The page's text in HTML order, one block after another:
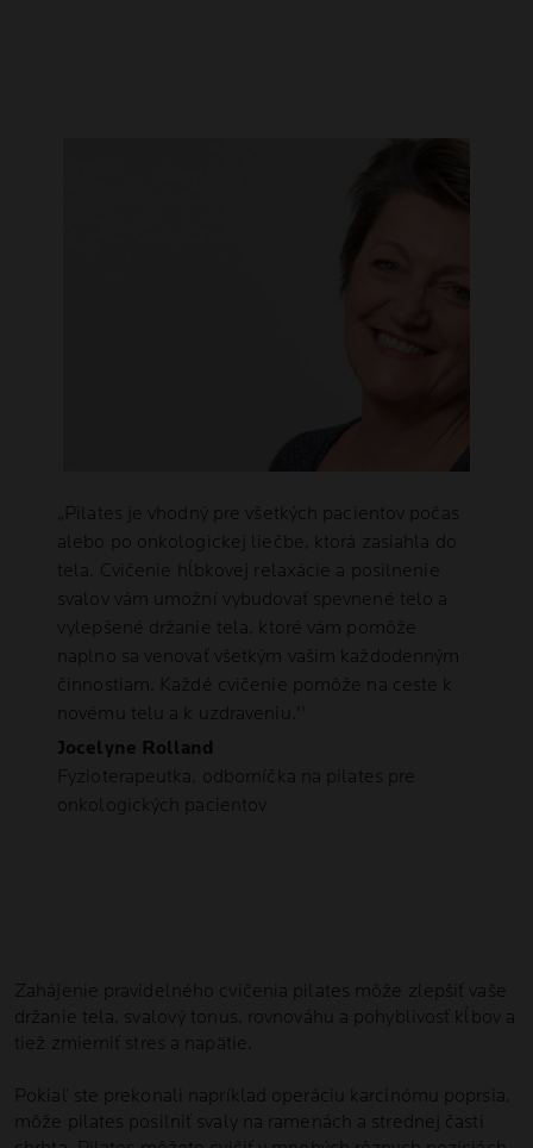
„Pilates je vhodný pre všetkých pacientov počas
alebo po onkologickej liečbe, ktorá zasiahla do
tela. Cvičenie hĺbkovej relaxácie a posilnenie
svalov vám umožní vybudovať spevnené telo a
vylepšené držanie tela, ktoré vám pomôže
naplno sa venovať všetkým vašim každodenným
činnostiam. Každé cvičenie pomôže na ceste k
novému telu a k uzdraveniu.''
Jocelyne Rolland
Fyzioterapeutka, odborníčka na pilates pre
onkologických pacientov
Zahájenie pravidelného cvičenia pilates môže zlepšiť vaše
držanie tela, svalový tonus, rovnováhu a pohyblivosť kĺbov a
tiež zmierniť stres a napätie.
Pokiaľ ste prekonali napríklad operáciu karcinómu poprsia,
môže pilates posilniť svaly na ramenách a strednej časti